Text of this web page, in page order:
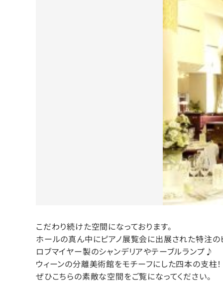
こだわり続けた空間になっております。
ホールの真ん中にピアノ展覧会に出展された特注の
ロブマイヤー製のシャンデリアやテーブルランプ♪
ウィーンの分離美術館をモチーフにした四本の支柱！
ぜひこちらの素敵な空間をご覧になってください。